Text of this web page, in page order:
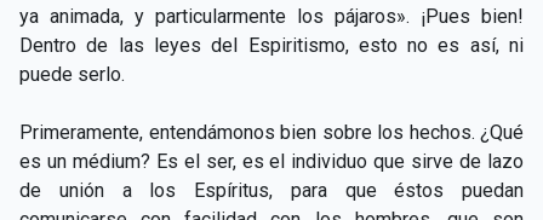
ya animada, y particularmente los pájaros». ¡Pues bien!
Dentro de las leyes del Espiritismo, esto no es así, ni
puede serlo.
Primeramente, entendámonos bien sobre los hechos. ¿Qué
es un médium? Es el ser, es el individuo que sirve de lazo
de unión a los Espíritus, para que éstos puedan